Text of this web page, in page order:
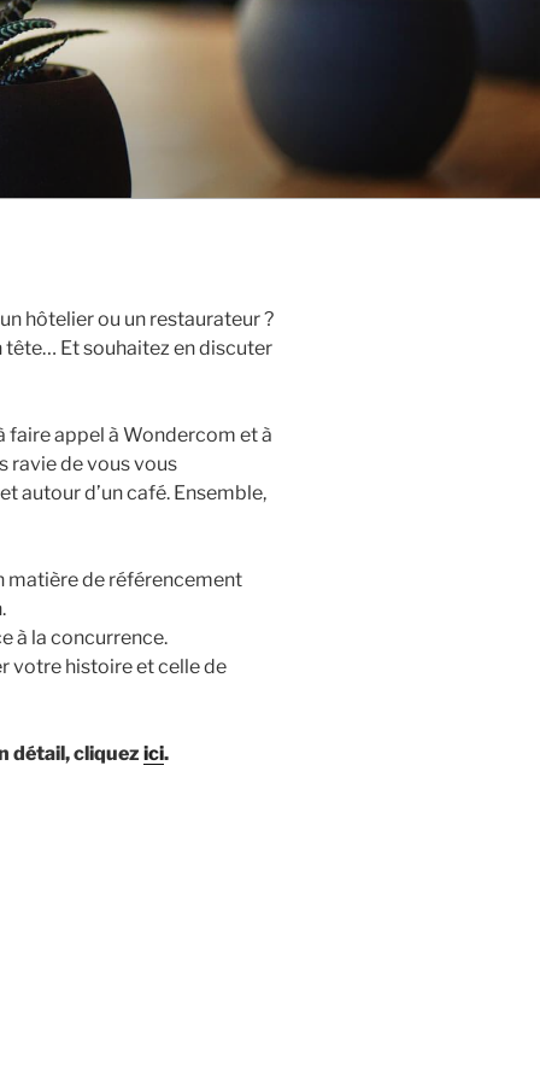
hôtelier ou un restaurateur ?
tête… Et souhaitez en discuter
faire appel à Wondercom et à
ravie de vous vous
autour d’un café. Ensemble,
matière de référencement
à la concurrence.
votre histoire et celle de
détail, cliquez ici.